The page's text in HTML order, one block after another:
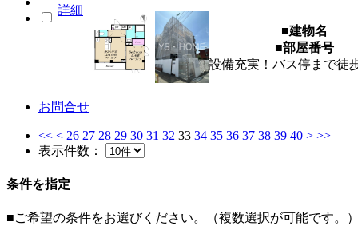
詳細
■建物名
■部屋番号
設備充実！バス停まで徒
お問合せ
<< < 26 27 28 29 30 31 32 33 34 35 36 37 38 39 40 > >>
表示件数：
条件を指定
■ご希望の条件をお選びください。（複数選択が可能です。）